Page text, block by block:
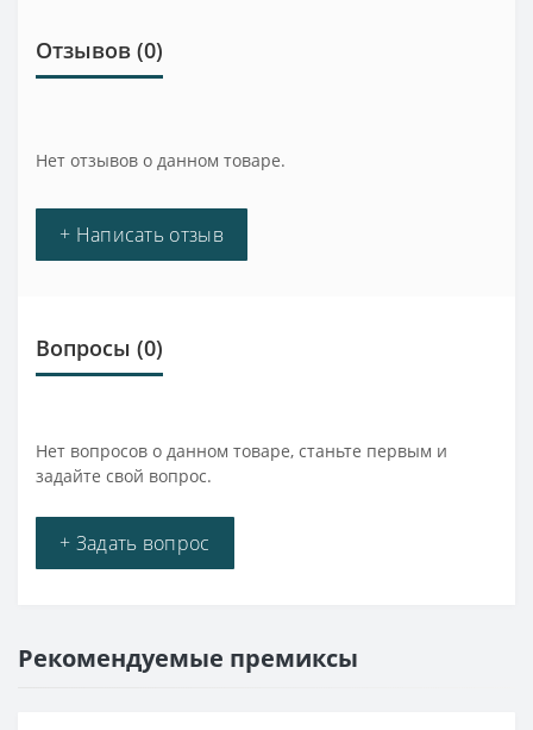
Отзывов (0)
Нет отзывов о данном товаре.
+ Написать отзыв
Вопросы (0)
Нет вопросов о данном товаре, станьте первым и
задайте свой вопрос.
+ Задать вопрос
Рекомендуемые премиксы